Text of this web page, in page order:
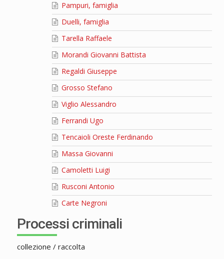
Pampuri, famiglia
Duelli, famiglia
Tarella Raffaele
Morandi Giovanni Battista
Regaldi Giuseppe
Grosso Stefano
Viglio Alessandro
Ferrandi Ugo
Tencaioli Oreste Ferdinando
Massa Giovanni
Camoletti Luigi
Rusconi Antonio
Carte Negroni
Processi criminali
collezione / raccolta